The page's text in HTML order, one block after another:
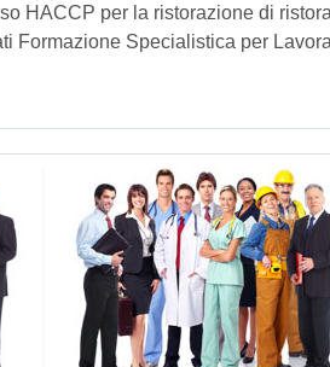
HACCP per la ristorazione di
Formazione Specialistica per